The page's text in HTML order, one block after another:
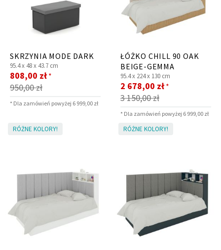
SKRZYNIA MODE DARK
95.4 x 48 x 43.7 cm
950,00 zł
Cena
promocyjna
808,00 zł *
* Dla zamówień powyżej 6 999,00 zł
ŁÓŻKO CHILL 90 OAK
BEIGE-GEMMA
95.4 x 224 x 130 cm
3 150,00 zł
Cena
promocyjna
2 678,00 zł *
* Dla zamówień powyżej 6 999,00 zł
RÓŻNE KOLORY! RÓŻNE KOLORY!